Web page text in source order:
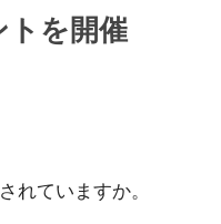
トを開催
れていますか。